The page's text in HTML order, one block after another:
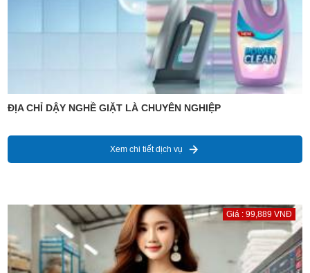
ĐỊA CHỈ DẬY NGHỀ GIẶT LÀ CHUYÊN NGHIỆP
Xem chi tiết dịch vụ
Giá : 99,889 VNĐ